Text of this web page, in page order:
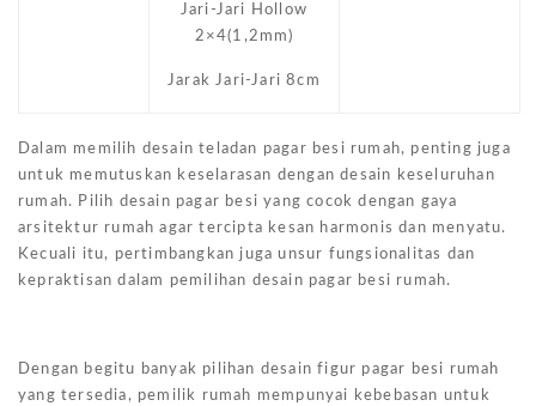
Jari-Jari Hollow
2×4(1,2mm)
Jarak Jari-Jari 8cm
Dalam memilih desain teladan pagar besi rumah, penting juga
untuk memutuskan keselarasan dengan desain keseluruhan
rumah. Pilih desain pagar besi yang cocok dengan gaya
arsitektur rumah agar tercipta kesan harmonis dan menyatu.
Kecuali itu, pertimbangkan juga unsur fungsionalitas dan
kepraktisan dalam pemilihan desain pagar besi rumah.
Dengan begitu banyak pilihan desain figur pagar besi rumah
yang tersedia, pemilik rumah mempunyai kebebasan untuk